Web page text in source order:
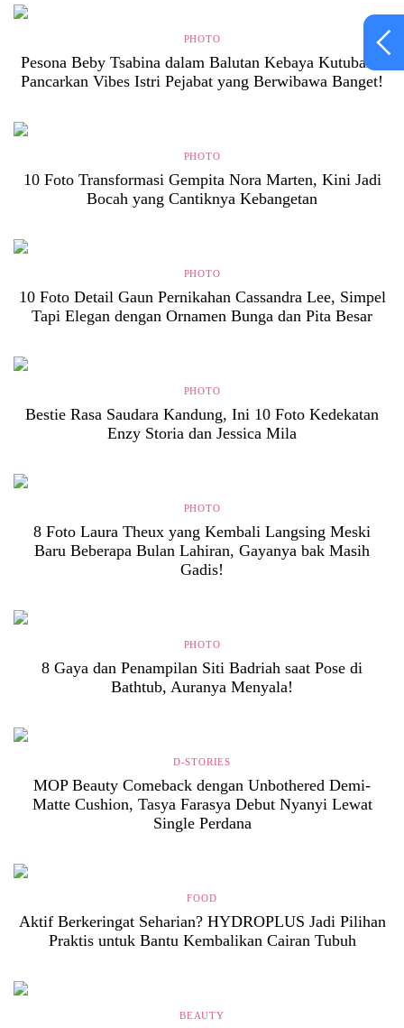
PHOTO
Pesona Beby Tsabina dalam Balutan Kebaya Kutubaru,
Pancarkan Vibes Istri Pejabat yang Berwibawa Banget!
PHOTO
10 Foto Transformasi Gempita Nora Marten, Kini Jadi
Bocah yang Cantiknya Kebangetan
PHOTO
10 Foto Detail Gaun Pernikahan Cassandra Lee, Simpel
Tapi Elegan dengan Ornamen Bunga dan Pita Besar
PHOTO
Bestie Rasa Saudara Kandung, Ini 10 Foto Kedekatan
Enzy Storia dan Jessica Mila
PHOTO
8 Foto Laura Theux yang Kembali Langsing Meski
Baru Beberapa Bulan Lahiran, Gayanya bak Masih
Gadis!
PHOTO
8 Gaya dan Penampilan Siti Badriah saat Pose di
Bathtub, Auranya Menyala!
D-STORIES
MOP Beauty Comeback dengan Unbothered Demi-
Matte Cushion, Tasya Farasya Debut Nyanyi Lewat
Single Perdana
FOOD
Aktif Berkeringat Seharian? HYDROPLUS Jadi Pilihan
Praktis untuk Bantu Kembalikan Cairan Tubuh
BEAUTY